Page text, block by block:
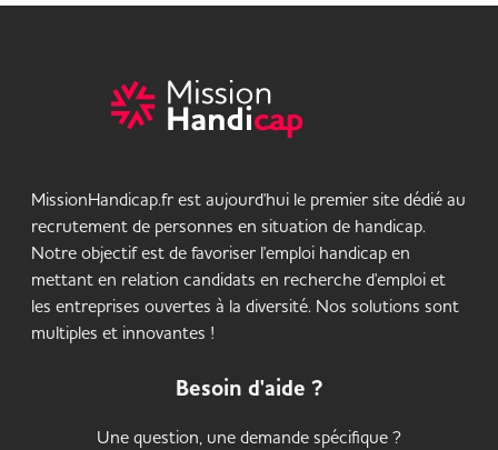
MissionHandicap.fr est aujourd'hui le premier site dédié au
recrutement de personnes en situation de handicap.
Notre objectif est de favoriser l'emploi handicap en
mettant en relation candidats en recherche d'emploi et
les entreprises ouvertes à la diversité. Nos solutions sont
multiples et innovantes !
Besoin d'aide ?
Une question, une demande spécifique ?